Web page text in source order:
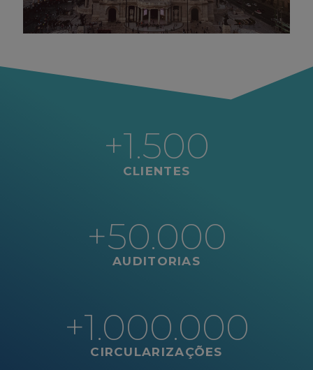
+1.500
CLIENTES
+50.000
AUDITORIAS
+1.000.000
CIRCULARIZAÇÕES